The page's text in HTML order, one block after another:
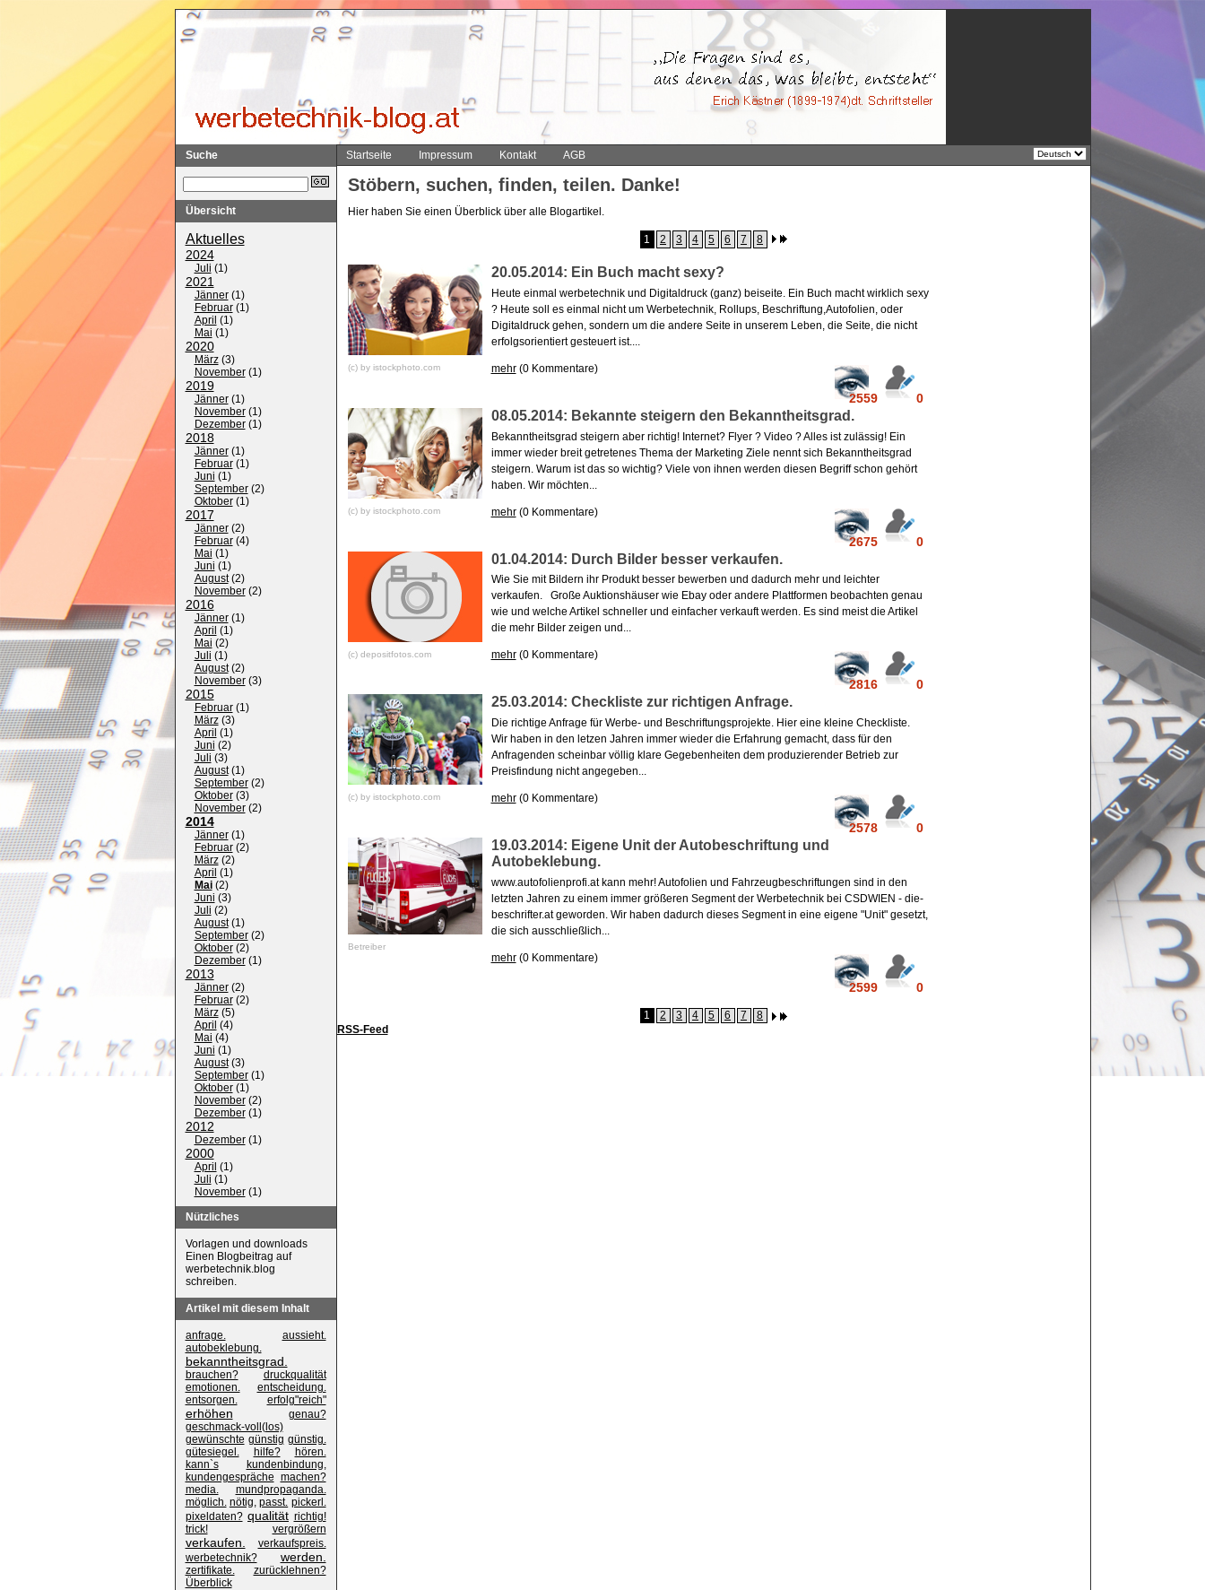
Suche
Übersicht
Aktuelles
2024
Juli (1)
2021
Jänner(1)
Februar(1)
April (1)
Mai (1)
2020
März(3)
November(1)
2019
Jänner(1)
November(1)
Dezember(1)
2018
Jänner(1)
Februar(1)
Juni (1)
September(2)
Oktober(1)
2017
Jänner(2)
Februar(4)
Mai (1)
Juni (1)
August(2)
November(2)
2016
Jänner(1)
April (1)
Mai (2)
Juli (1)
August(2)
November(3)
2015
Februar(1)
März(3)
April (1)
Juni (2)
Juli (3)
August(1)
September(2)
Oktober(3)
November(2)
2014
Jänner(1)
Februar(2)
März(2)
April (1)
Mai(2)
Juni (3)
Juli (2)
August(1)
September(2)
Oktober(2)
Dezember(1)
2013
Jänner(2)
Februar(2)
März(5)
April (4)
Mai (4)
Juni (1)
August(3)
September(1)
Oktober(1)
November(2)
Dezember(1)
2012
Dezember(1)
2000
April (1)
Juli (1)
November(1)
Nützliches
Vorlagen und downloads
Einen Blogbeitrag auf
werbetechnik.blog
schreiben.
Artikel mit diesem Inhalt
anfrage.
aussieht.
autobeklebung.
bekanntheitsgrad.
brauchen?
druckqualität
emotionen.
entscheidung.
entsorgen.
erfolg"reich"
erhöhen
genau?
geschmack-voll(los)
gewünschte günstig günstig.
gütesiegel.
hilfe?
hören.
kann`s
kundenbindung,
kundengespräche machen?
media.
mundpropaganda.
möglich. nötig, passt. pickerl.
pixeldaten? qualität richtig!
trick!
vergrößern
verkaufen.
verkaufspreis.
werbetechnik?
werden.
zertifikate.
zurücklehnen?
Überblick
Startseite Impressum Kontakt AGB
Stöbern, suchen, finden, teilen. Danke!
Hier haben Sie einen Überblick über alle Blogartikel.
1 2 3 4 5 6 7 8
(c) by istockphoto.com
20.05.2014: Ein Buch macht sexy?
Heute einmal werbetechnik und Digitaldruck (ganz) beiseite. Ein Buch macht wirklich sexy
? Heute soll es einmal nicht um Werbetechnik, Rollups, Beschriftung,Autofolien, oder
Digitaldruck gehen, sondern um die andere Seite in unserem Leben, die Seite, die nicht
erfolgsorientiert gesteuert ist....
2559 0
mehr(0 Kommentare)
(c) by istockphoto.com
08.05.2014: Bekannte steigern den Bekanntheitsgrad.
Bekanntheitsgrad steigern aber richtig! Internet? Flyer ? Video ? Alles ist zulässig! Ein
immer wieder breit getretenes Thema der Marketing Ziele nennt sich Bekanntheitsgrad
steigern. Warum ist das so wichtig? Viele von ihnen werden diesen Begriff schon gehört
haben. Wir möchten...
2675 0
mehr(0 Kommentare)
(c) depositfotos.com
01.04.2014: Durch Bilder besser verkaufen.
Wie Sie mit Bildern ihr Produkt besser bewerben und dadurch mehr und leichter
verkaufen. Große Auktionshäuser wie Ebay oder andere Plattformen beobachten genau
wie und welche Artikel schneller und einfacher verkauft werden. Es sind meist die Artikel
die mehr Bilder zeigen und...
2816 0
mehr(0 Kommentare)
(c) by istockphoto.com
25.03.2014: Checkliste zur richtigen Anfrage.
Die richtige Anfrage für Werbe- und Beschriftungsprojekte. Hier eine kleine Checkliste.
Wir haben in den letzen Jahren immer wieder die Erfahrung gemacht, dass für den
Anfragenden scheinbar völlig klare Gegebenheiten dem produzierender Betrieb zur
Preisfindung nicht angegeben...
2578 0
mehr(0 Kommentare)
Betreiber
19.03.2014: Eigene Unit der Autobeschriftung und
Autobeklebung.
www.autofolienprofi.at kann mehr! Autofolien und Fahrzeugbeschriftungen sind in den
letzten Jahren zu einem immer größeren Segment der Werbetechnik bei CSDWIEN - die-
beschrifter.at geworden. Wir haben dadurch dieses Segment in eine eigene "Unit" gesetzt,
die sich ausschließlich...
2599 0
mehr(0 Kommentare)
1 2 3 4 5 6 7
8
RSS-Feed